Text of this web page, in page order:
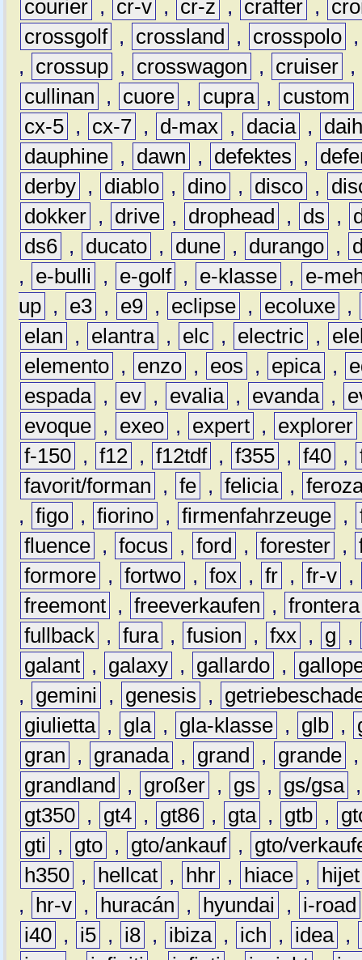
courier , cr-v , cr-z , crafter ,
crossgolf , crossland , crosspolo
,
crossup , crosswagon , cruiser ,
cullinan
, cuore , cupra , custom
cx-5 , cx-7 , d-max , dacia ,
dauphine , dawn , defektes ,
derby , diablo , dino , disco ,
dokker , drive , drophead , ds ,
ds6 , ducato , dune , durango ,
,
e-bulli , e-golf , e-klasse ,
e-
up , e3 , e9 , eclipse , ecoluxe ,
elan
, elantra , elc , electric ,
elemento , enzo , eos , epica ,
espada , ev , evalia , evanda ,
evoque , exeo , expert , explorer
f-150 , f12 , f12tdf , f355 , f40 ,
favorit/forman
, fe , felicia ,
, figo , fiorino , firmenfahrzeuge ,
fluence , focus , ford , forester ,
formore , fortwo , fox , fr , fr-v ,
freemont , freeverkaufen , frontera
fullback , fura , fusion , fxx , g
,
galant , galaxy , gallardo ,
,
gemini , genesis ,
giulietta , gla , gla-klasse , glb ,
gran
, granada , grand , grande
grandland
, großer , gs , gs/gsa
gt350 , gt4 , gt86 , gta , gtb ,
gti
, gto , gto/ankauf ,
gto/
h350 , hellcat , hhr , hiace ,
hijet
,
hr-v , huracán , hyundai ,
i-road
i40 , i5 , i8 , ibiza , ich , idea ,